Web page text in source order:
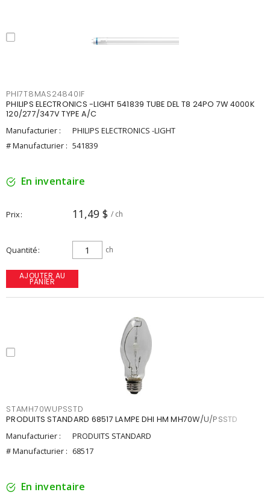
PHI7T8MAS24840IF
PHILIPS ELECTRONICS -LIGHT 541839 TUBE DEL T8 24PO 7W 4000K
120/277/347V TYPE A/C
Manufacturier :
PHILIPS ELECTRONICS -LIGHT
# Manufacturier : 541839
En inventaire
Prix 11,49 $ / ch
Quantité ch
AJOUTER AU
PANIER
STAMH70WUPSSTD
PRODUITS STANDARD 68517 LAMPE DHI HM MH70W/U/PSSTD
Manufacturier :
PRODUITS STANDARD
# Manufacturier : 68517
En inventaire